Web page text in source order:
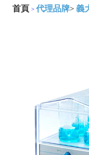
首頁 > 代理品牌> 義